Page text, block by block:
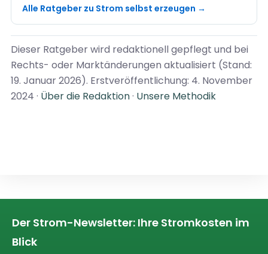
Alle Ratgeber zu Strom selbst erzeugen →
Dieser Ratgeber wird redaktionell gepflegt und bei
Rechts- oder Marktänderungen aktualisiert (Stand:
19. Januar 2026). Erstveröffentlichung: 4. November
2024 · Über die Redaktion· Unsere Methodik
Der Strom-Newsletter: Ihre Stromkosten im
Blick